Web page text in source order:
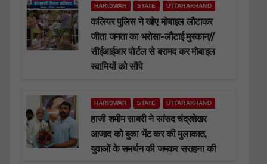
HARIDWAR STATE UTTARAKHAND
कलियर पुलिस ने खोए मोबाइल लौटाकर
जीता जनता का भरोसा-लौटाई मुस्कान//
सीईआईआर पोर्टल से बरामद कर मोबाइल
स्वामियों को सौंपे
HARIDWAR STATE UTTARAKHAND
हाजी शमीम साबरी ने सांसद चंद्रशेखर
आजाद को बुका भेंट कर की मुलाकात,
युवाओं के समर्थन की जमकर सराहना की